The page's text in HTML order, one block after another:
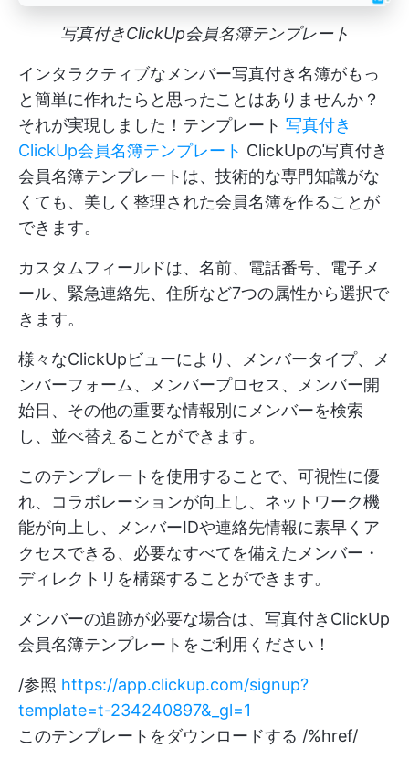
写真付きClickUp会員名簿テンプレート
インタラクティブなメンバー写真付き名簿がもっ
と簡単に作れたらと思ったことはありませんか？
それが実現しました！テンプレート 写真付き
ClickUp会員名簿テンプレート ClickUpの写真付き
会員名簿テンプレートは、技術的な専門知識がな
くても、美しく整理された会員名簿を作ることが
できます。
カスタムフィールドは、名前、電話番号、電子メ
ール、緊急連絡先、住所など7つの属性から選択で
きます。
様々なClickUpビューにより、メンバータイプ、メ
ンバーフォーム、メンバープロセス、メンバー開
始日、その他の重要な情報別にメンバーを検索
し、並べ替えることができます。
このテンプレートを使用することで、可視性に優
れ、コラボレーションが向上し、ネットワーク機
能が向上し、メンバーIDや連絡先情報に素早くア
クセスできる、必要なすべてを備えたメンバー・
ディレクトリを構築することができます。
メンバーの追跡が必要な場合は、写真付きClickUp
会員名簿テンプレートをご利用ください！
/参照 https://app.clickup.com/signup?
template=t-234240897&_gl=1
このテンプレートをダウンロードする /%href/